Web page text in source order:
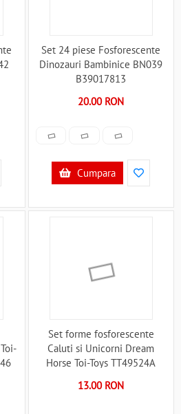
Set 24 piese Fosforescente
Dinozauri Bambinice BN039
B39017813
20.00 RON
Cumpara
Set forme fosforescente
Caluti si Unicorni Dream
Horse Toi-Toys TT49524A
13.00 RON